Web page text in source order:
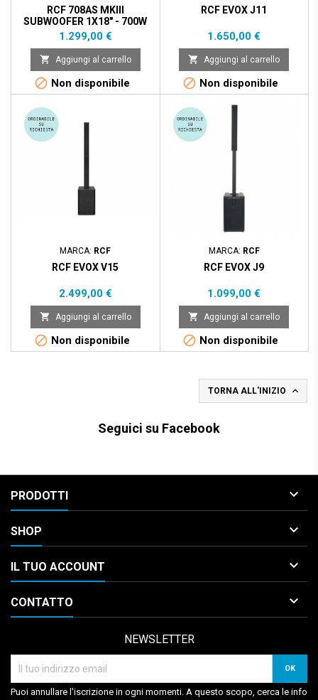
RCF 708AS MKIII
SUBWOOFER 1X18" - 700W
Prezzo
1.299,00 €
 Aggiungi al carrello
 Non disponibile
RCF EVOX J11
Prezzo
1.650,00 €
 Aggiungi al carrello
 Non disponibile
Nuovo
MARCA: RCF
RCF EVOX V15
Prezzo
2.499,00 €
 Aggiungi al carrello
 Non disponibile
Nuovo
MARCA: RCF
RCF EVOX J9
Prezzo
1.099,00 €
 Aggiungi al carrello
 Non disponibile
TORNA ALL'INIZIO 
Seguici su Facebook
PRODOTTI 
SHOP 
IL TUO ACCOUNT 
CONTATTO 
NEWSLETTER
Puoi annullare l'iscrizione in ogni momenti. A questo scopo, cerca le info